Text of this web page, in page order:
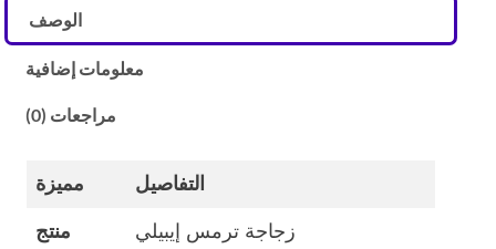
الوصف
معلومات إضافية
مراجعات (0)
مميزة التفاصيل
منتج زجاجة ترمس إيبيلي